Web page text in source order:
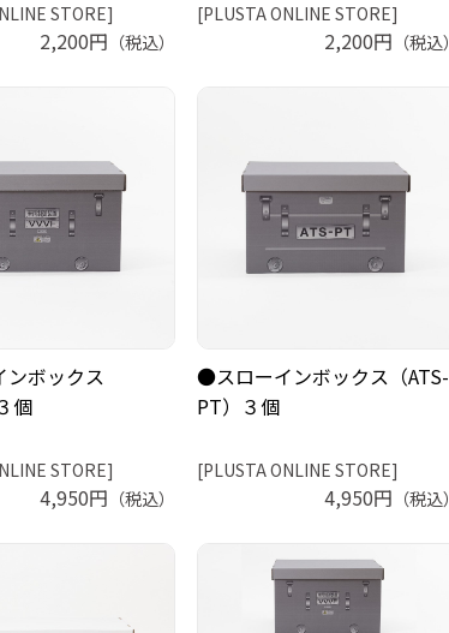
STORE]
2,200円 （税込）
[PLUSTA ONLINE STORE]
2,200円 （税込）
ボックス
個
STORE]
4,950円 （税込）
●スローインボックス（ATS-
PT）３個
[PLUSTA ONLINE STORE]
4,950円 （税込）